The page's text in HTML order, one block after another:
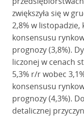
zwiększyła się w
2,8% w listopadzie,
konsensusu
prognozy (3,8%).
liczonej w cenach
5,3% r/r wobec
konsensusu
prognozy (4,3%).
detalicznej